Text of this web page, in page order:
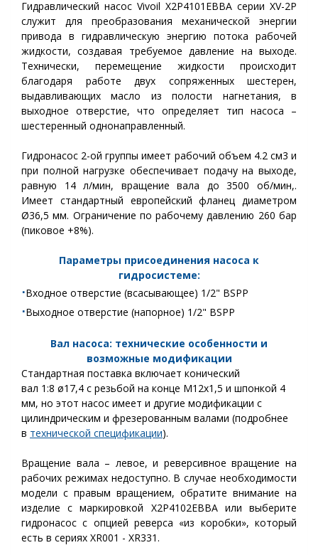
Гидравлический насос Vivoil X2P4101EBBA серии XV-2P
служит для преобразования механической энергии
привода в гидравлическую энергию потока рабочей
жидкости, создавая требуемое давление на выходе.
Технически, перемещение жидкости происходит
благодаря работе двух сопряженных шестерен,
выдавливающих масло из полости нагнетания, в
выходное отверстие, что определяет тип насоса –
шестеренный однонаправленный.
Гидронасос 2-ой группы имеет рабочий объем 4.2 см3 и
при полной нагрузке обеспечивает подачу на выходе,
равную 14 л/мин, вращение вала до 3500 об/мин,.
Имеет стандартный европейский фланец диаметром
Ø36,5 мм. Ограничение по рабочему давлению 260 бар
(пиковое +8%).
Параметры присоединения насоса к
гидросистеме:
⋅Входное отверстие (всасывающее) 1/2" BSPP
⋅Выходное отверстие (напорное) 1/2" BSPP
Вал насоса: технические особенности и
возможные модификации
Стандартная поставка включает конический
вал 1:8 ø17,4 с резьбой на конце M12x1,5 и шпонкой 4
мм, но этот насос имеет и другие модификации с
цилиндрическим и фрезерованным валами (подробнее
в технической спецификации).
Вращение вала – левое, и реверсивное вращение на
рабочих режимах недоступно. В случае необходимости
модели с правым вращением, обратите внимание на
изделие с маркировкой X2P4102EBBA или выберите
гидронасос с опцией реверса «из коробки», который
есть в сериях XR001 - XR331.